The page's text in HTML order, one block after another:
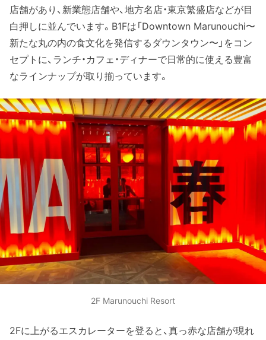
店舗があり、新業態店舗や、地方名店・東京繁盛店などが目
白押しに並んでいます。B1Fは「Downtown Marunouchi〜
新たな丸の内の食文化を発信するダウンタウン〜」をコン
セプトに、ランチ・カフェ・ディナーで日常的に使える豊富
なラインナップが取り揃っています。
2F Marunouchi Resort
2Fに上がるエスカレーターを登ると、真っ赤な店舗が現れ